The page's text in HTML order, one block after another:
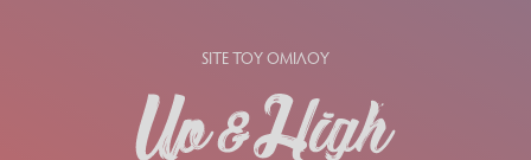
SITE ΤΟΥ ΟΜΙΛΟΥ